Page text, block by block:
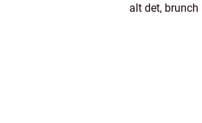
alt det,